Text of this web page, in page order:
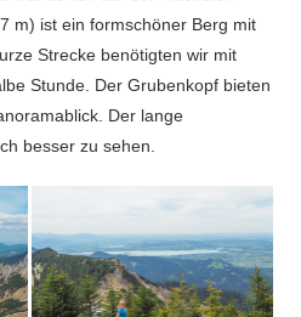
m) ist ein formschöner Berg mit
Strecke benötigten wir mit
Stunde. Der Grubenkopf bieten
Der lange
besser zu sehen.